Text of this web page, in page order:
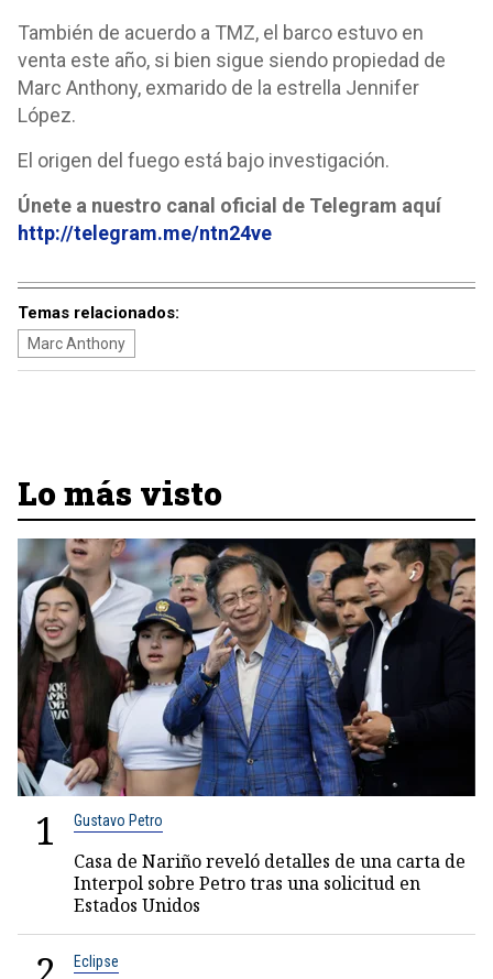
También de acuerdo a TMZ, el barco estuvo en
venta este año, si bien sigue siendo propiedad de
Marc Anthony, exmarido de la estrella Jennifer
López.
El origen del fuego está bajo investigación.
Únete a nuestro canal oficial de Telegram aquí
http://telegram.me/ntn24ve
Temas relacionados:
Marc Anthony
Lo más visto
1 Gustavo Petro
Casa de Nariño reveló detalles de una carta de
Interpol sobre Petro tras una solicitud en
Estados Unidos
Eclipse